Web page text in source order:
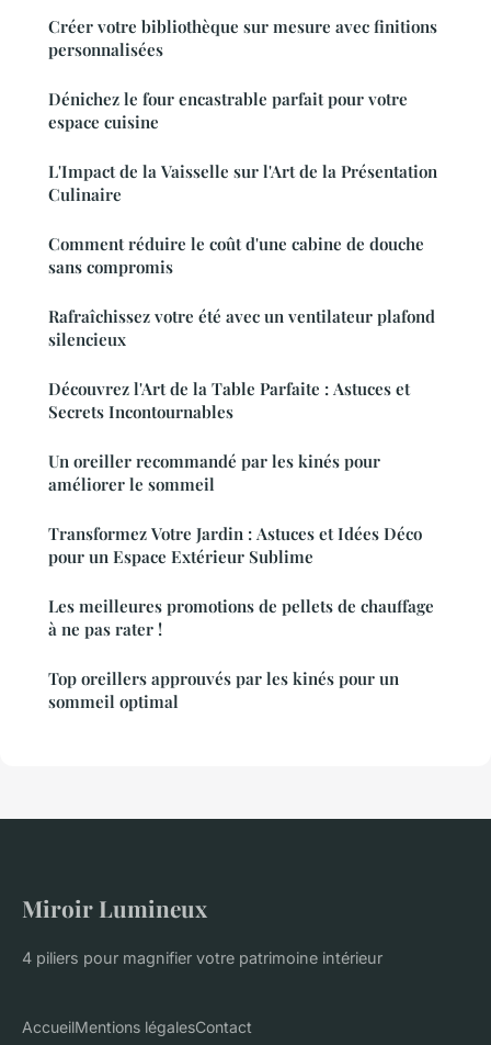
Créer votre bibliothèque sur mesure avec finitions
personnalisées
Dénichez le four encastrable parfait pour votre
espace cuisine
L'Impact de la Vaisselle sur l'Art de la Présentation
Culinaire
Comment réduire le coût d'une cabine de douche
sans compromis
Rafraîchissez votre été avec un ventilateur plafond
silencieux
Découvrez l'Art de la Table Parfaite : Astuces et
Secrets Incontournables
Un oreiller recommandé par les kinés pour
améliorer le sommeil
Transformez Votre Jardin : Astuces et Idées Déco
pour un Espace Extérieur Sublime
Les meilleures promotions de pellets de chauffage
à ne pas rater !
Top oreillers approuvés par les kinés pour un
sommeil optimal
Miroir Lumineux
4 piliers pour magnifier votre patrimoine intérieur
AccueilMentions légalesContact